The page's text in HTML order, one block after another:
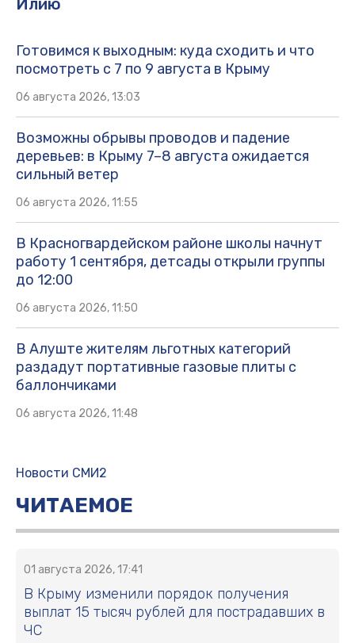
Илию
Готовимся к выходным: куда сходить и что
посмотреть с 7 по 9 августа в Крыму
06 августа 2026, 13:03
Возможны обрывы проводов и падение
деревьев: в Крыму 7–8 августа ожидается
сильный ветер
06 августа 2026, 11:55
В Красногвардейском районе школы начнут
работу 1 сентября, детсады открыли группы
до 12:00
06 августа 2026, 11:50
В Алуште жителям льготных категорий
раздадут портативные газовые плиты с
баллончиками
06 августа 2026, 11:48
Новости СМИ2
ЧИТАЕМОЕ
01 августа 2026, 17:41
В Крыму изменили порядок получения
выплат 15 тысяч рублей для пострадавших в
ЧС